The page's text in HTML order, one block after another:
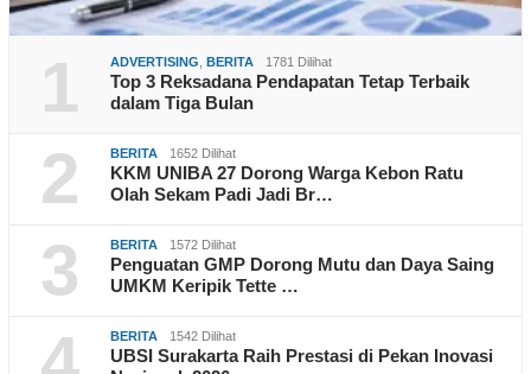
1 ADVERTISING BERITA 1781 Dilihat
Top 3 Reksadana Pendapatan Tetap Terbaik
dalam Tiga Bulan
2 BERITA 1652 Dilihat
KKM UNIBA 27 Dorong Warga Kebon Ratu
Olah Sekam Padi Jadi Br…
3 BERITA 1572 Dilihat
Penguatan GMP Dorong Mutu dan Daya Saing
UMKM Keripik Tette …
BERITA 1542 Dilihat
UBSI Surakarta Raih Prestasi di Pekan Inovasi